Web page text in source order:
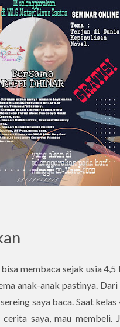
membaca sejak usia
anak-anak pastinya.
saya baca. Saat
saya, mau